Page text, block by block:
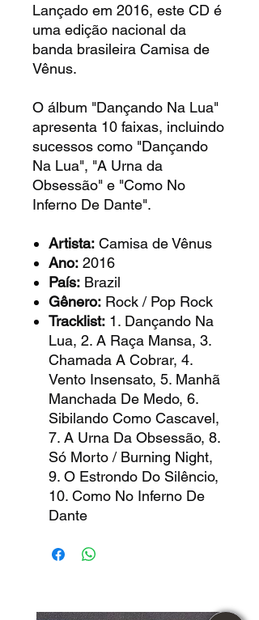
Lançado em 2016, este CD é
uma edição nacional da
banda brasileira Camisa de
Vênus.
O álbum "Dançando Na Lua"
apresenta 10 faixas, incluindo
sucessos como "Dançando
Na Lua", "A Urna da
Obsessão" e "Como No
Inferno De Dante".
Artista: Camisa de Vênus
Ano: 2016
País: Brazil
Gênero: Rock / Pop Rock
Tracklist: 1. Dançando Na
Lua, 2. A Raça Mansa, 3.
Chamada A Cobrar, 4.
Vento Insensato, 5. Manhã
Manchada De Medo, 6.
Sibilando Como Cascavel,
7. A Urna Da Obsessão, 8.
Só Morto / Burning Night,
9. O Estrondo Do Silêncio,
10. Como No Inferno De
Dante